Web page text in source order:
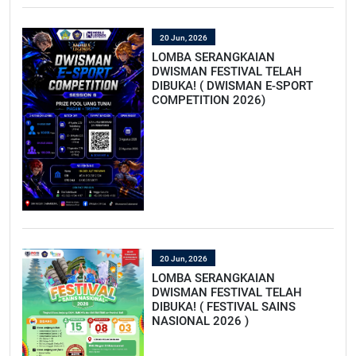
20 Jun, 2026
LOMBA SERANGKAIAN
DWISMAN FESTIVAL TELAH
DIBUKA! ( DWISMAN E-SPORT
COMPETITION 2026)
20 Jun, 2026
LOMBA SERANGKAIAN
DWISMAN FESTIVAL TELAH
DIBUKA! ( FESTIVAL SAINS
NASIONAL 2026 )